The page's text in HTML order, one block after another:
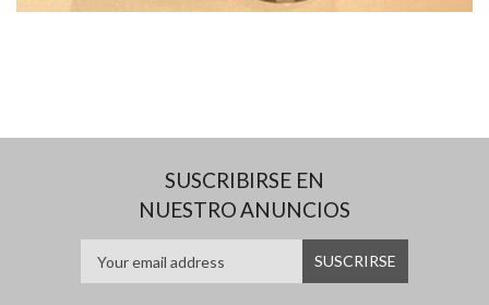
SUSCRIBIRSE EN
NUESTRO ANUNCIOS